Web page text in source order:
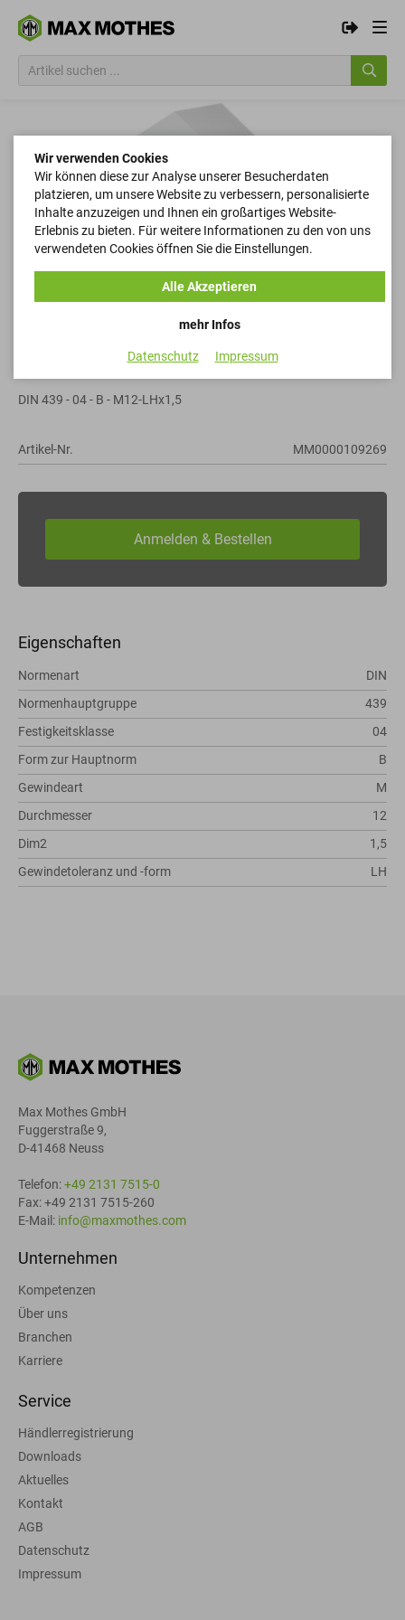
Sechskantmuttern
DIN 439 - 04 - B - M12-LHx1,5
Artikel-Nr. MM0000109269
Eigenschaften
Normenart
DIN
Normenhauptgruppe
439
Festigkeitsklasse
04
Form zur Hauptnorm
B
Gewindeart
M
Durchmesser
12
Dim2
1,5
Gewindetoleranz und -form
LH
Max Mothes GmbH
Fuggerstraße 9,
D-41468 Neuss
Telefon:+49 2131 7515-0
Fax: +49 2131 7515-260
E-Mail: info@maxmothes.com
Unternehmen
Kompetenzen
Über uns
Branchen
Karriere
Service
Händlerregistrierung
Downloads
Aktuelles
Kontakt
AGB
Datenschutz
Impressum
Wir verwenden Cookies
Wir können diese zur Analyse unserer Besucherdaten
platzieren, um unsere Website zu verbessern, personalisierte
Inhalte anzuzeigen und Ihnen ein großartiges Website-
Erlebnis zu bieten. Für weitere Informationen zu den von uns
verwendeten Cookies öffnen Sie die Einstellungen.
mehr Infos
Alle Akzeptieren
Datenschutz Impressum